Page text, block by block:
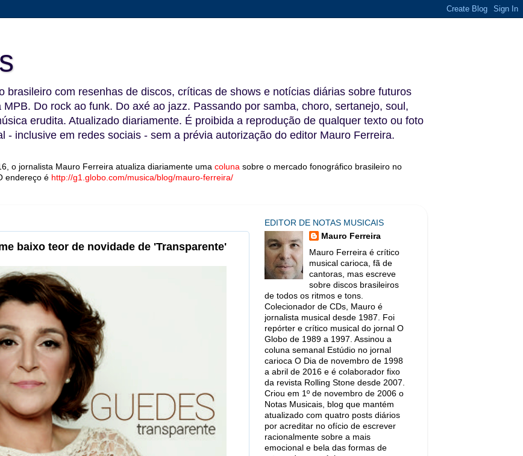
brasileiro com resenhas de discos, críticas de shows e notícias diárias sobre futuros
Do rock ao funk. Do axé ao jazz. Passando por samba, choro, sertanejo, soul,
erudita. Atualizado diariamente. É proibida a reprodução de qualquer texto ou foto
- inclusive em redes sociais - sem a prévia autorização do editor Mauro Ferreira.
o jornalista Mauro Ferreira atualiza diariamente uma coluna sobre o mercado fonográfico brasileiro no
endereço é http://g1.globo.com/musica/blog/mauro-ferreira/
baixo teor de novidade de 'Transparente'
EDITOR DE NOTAS MUSICAIS
Mauro Ferreira
Mauro Ferreira é crítico
musical carioca, fã de
cantoras, mas escreve
sobre discos brasileiros
de todos os ritmos e tons.
Colecionador de CDs, Mauro é
jornalista musical desde 1987. Foi
repórter e crítico musical do jornal O
Globo de 1989 a 1997. Assinou a
coluna semanal Estúdio no jornal
carioca O Dia de novembro de 1998
a abril de 2016 e é colaborador fixo
da revista Rolling Stone desde 2007.
Criou em 1º de novembro de 2006 o
Notas Musicais, blog que mantém
atualizado com quatro posts diários
por acreditar no ofício de escrever
racionalmente sobre a mais
emocional e bela das formas de